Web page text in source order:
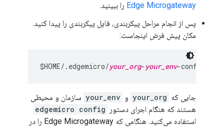
Edge Microgateway را ببینید.
پس از انجام مراحل پیکربندی، فایل پیکربندی را پیدا کنید.
مکان پیش فرض اینجاست:
$HOME/.edgemicro/your_org- your_env-
جایی که your_org و your_env سازمان و محیطی
هستند که هنگام اجرای دستور
edgemicro config
استفاده می‌کنید. هنگامی که Edge Microgateway را در